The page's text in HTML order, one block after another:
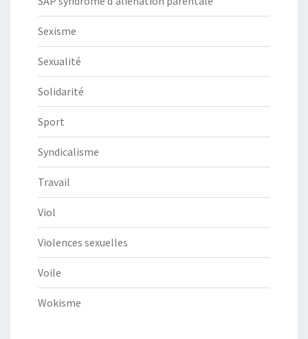
Sexisme
Sexualité
Solidarité
Sport
Syndicalisme
Travail
Viol
Violences sexuelles
Voile
Wokisme